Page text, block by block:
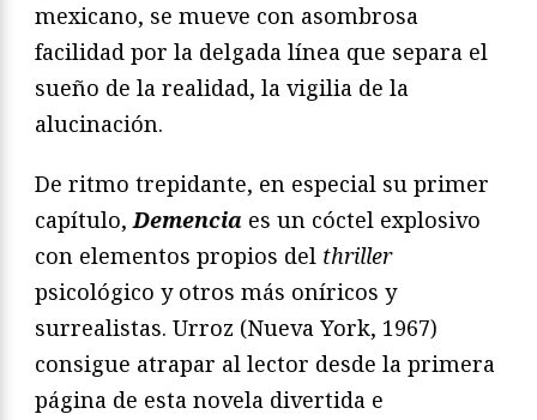
mexicano, se mueve con asombrosa
facilidad por la delgada línea que separa el
sueño de la realidad, la vigilia de la
alucinación.
De ritmo trepidante, en especial su primer
capítulo,Demencia es un cóctel explosivo
con elementos propios del thriller
psicológico y otros más oníricos y
surrealistas. Urroz (Nueva York, 1967)
consigue atrapar al lector desde la primera
página de esta novela divertida e